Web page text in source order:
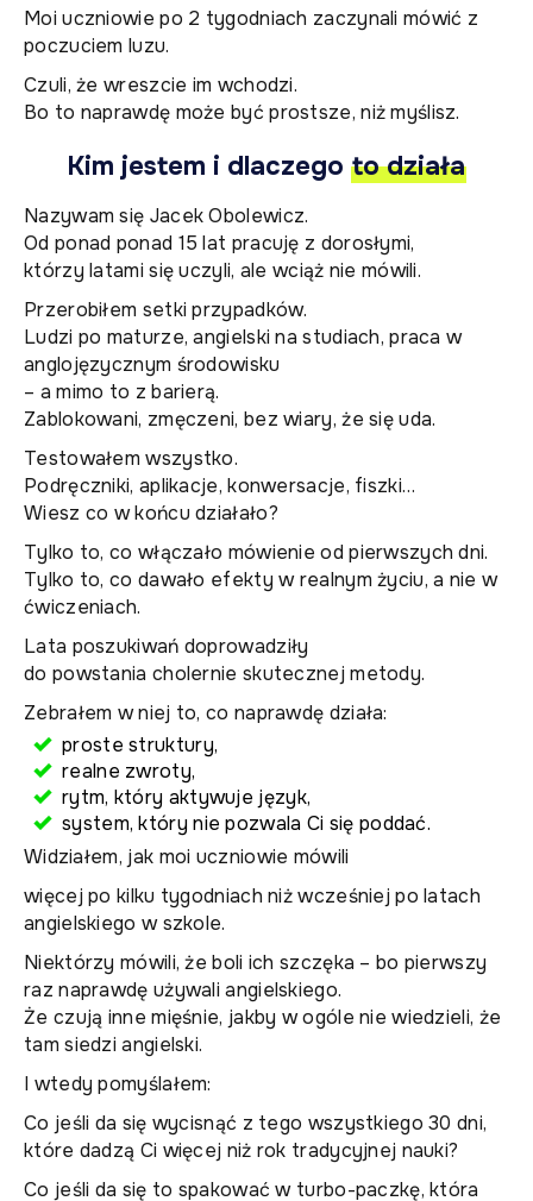
Moi uczniowie po 2 tygodniach zaczynali mówić z
poczuciem luzu.
Czuli, że wreszcie im wchodzi.
Bo to naprawdę może być prostsze, niż myślisz.
Kim jestem i dlaczego to działa
Nazywam się Jacek Obolewicz.
Od ponad ponad 15 lat pracuję z dorosłymi,
którzy latami się uczyli, ale wciąż nie mówili.
Przerobiłem setki przypadków.
Ludzi po maturze, angielski na studiach, praca w
anglojęzycznym środowisku
– a mimo to z barierą.
Zablokowani, zmęczeni, bez wiary, że się uda.
Testowałem wszystko.
Podręczniki, aplikacje, konwersacje, fiszki…
Wiesz co w końcu działało?
Tylko to, co włączało mówienie od pierwszych dni.
Tylko to, co dawało efekty w realnym życiu, a nie w
ćwiczeniach.
Lata poszukiwań doprowadziły
do powstania cholernie skutecznej metody.
Zebrałem w niej to, co naprawdę działa:
proste struktury,
realne zwroty,
rytm, który aktywuje język,
system, który nie pozwala Ci się poddać.
Widziałem, jak moi uczniowie mówili
więcej po kilku tygodniach niż wcześniej po latach
angielskiego w szkole.
Niektórzy mówili, że boli ich szczęka – bo pierwszy
raz naprawdę używali angielskiego.
Że czują inne mięśnie, jakby w ogóle nie wiedzieli, że
tam siedzi angielski.
I wtedy pomyślałem:
Co jeśli da się wycisnąć z tego wszystkiego 30 dni,
które dadzą Ci więcej niż rok tradycyjnej nauki?
Co jeśli da się to spakować w turbo-paczkę, która